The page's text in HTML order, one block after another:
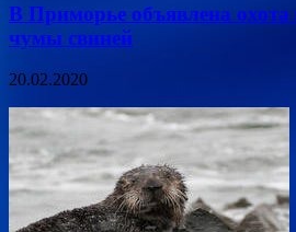
В Приморье объявлена охота
чумы свиней
20.02.2020